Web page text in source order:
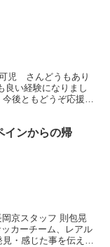
児 さんどうもあり
良い経験になりまし
後ともどうぞ応援宜
インからの帰
岡京スタッフ 則包晃
カーチーム、レアル
・感じた事を伝えて